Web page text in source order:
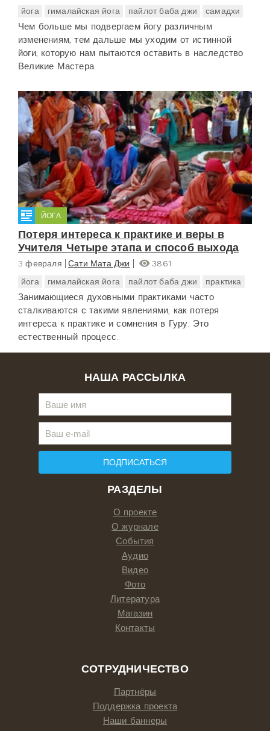
йога
гималайская йога пайлот баба джи самадхи
Чем больше мы подвергаем йогу различным
изменениям, тем дальше мы уходим от истинной
йоги, которую нам пытаются оставить в наследство
Великие Мастера.
ЙОГА
Потеря интереса к практике и веры в
Учителя Четыре этапа и способ выхода
3 февраля Сати Мата Джи
3861
йога
гималайская йога пайлот баба джи практика
Занимающиеся духовными практиками часто
сталкиваются с такими явлениями, как потеря
интереса к практике и сомнения в Гуру. Это
естественный процесс..
РАЗДЕЛЫ
О проекте
О журнале
События
Аудио
Видео
Фото
Литература
Магазин
Контакты
СОТРУДНИЧЕСТВО
Партнёры
Поддержка проекта
Наши баннеры
НАША РАССЫЛКА
ПОДПИСАТЬСЯ